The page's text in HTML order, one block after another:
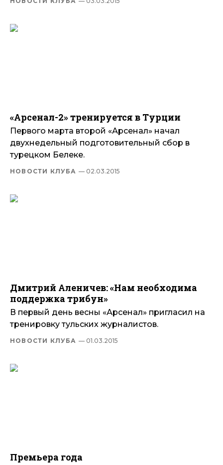
«Арсенал-2» тренируется в Турции
Первого марта второй «Арсенал» начал
двухнедельный подготовительный сбор в
турецком Белеке.
НОВОСТИ КЛУБА — 02.03.2015
Дмитрий Аленичев: «Нам необходима
поддержка трибун»
В первый день весны «Арсенал» пригласил на
тренировку тульских журналистов.
НОВОСТИ КЛУБА — 01.03.2015
Премьера года